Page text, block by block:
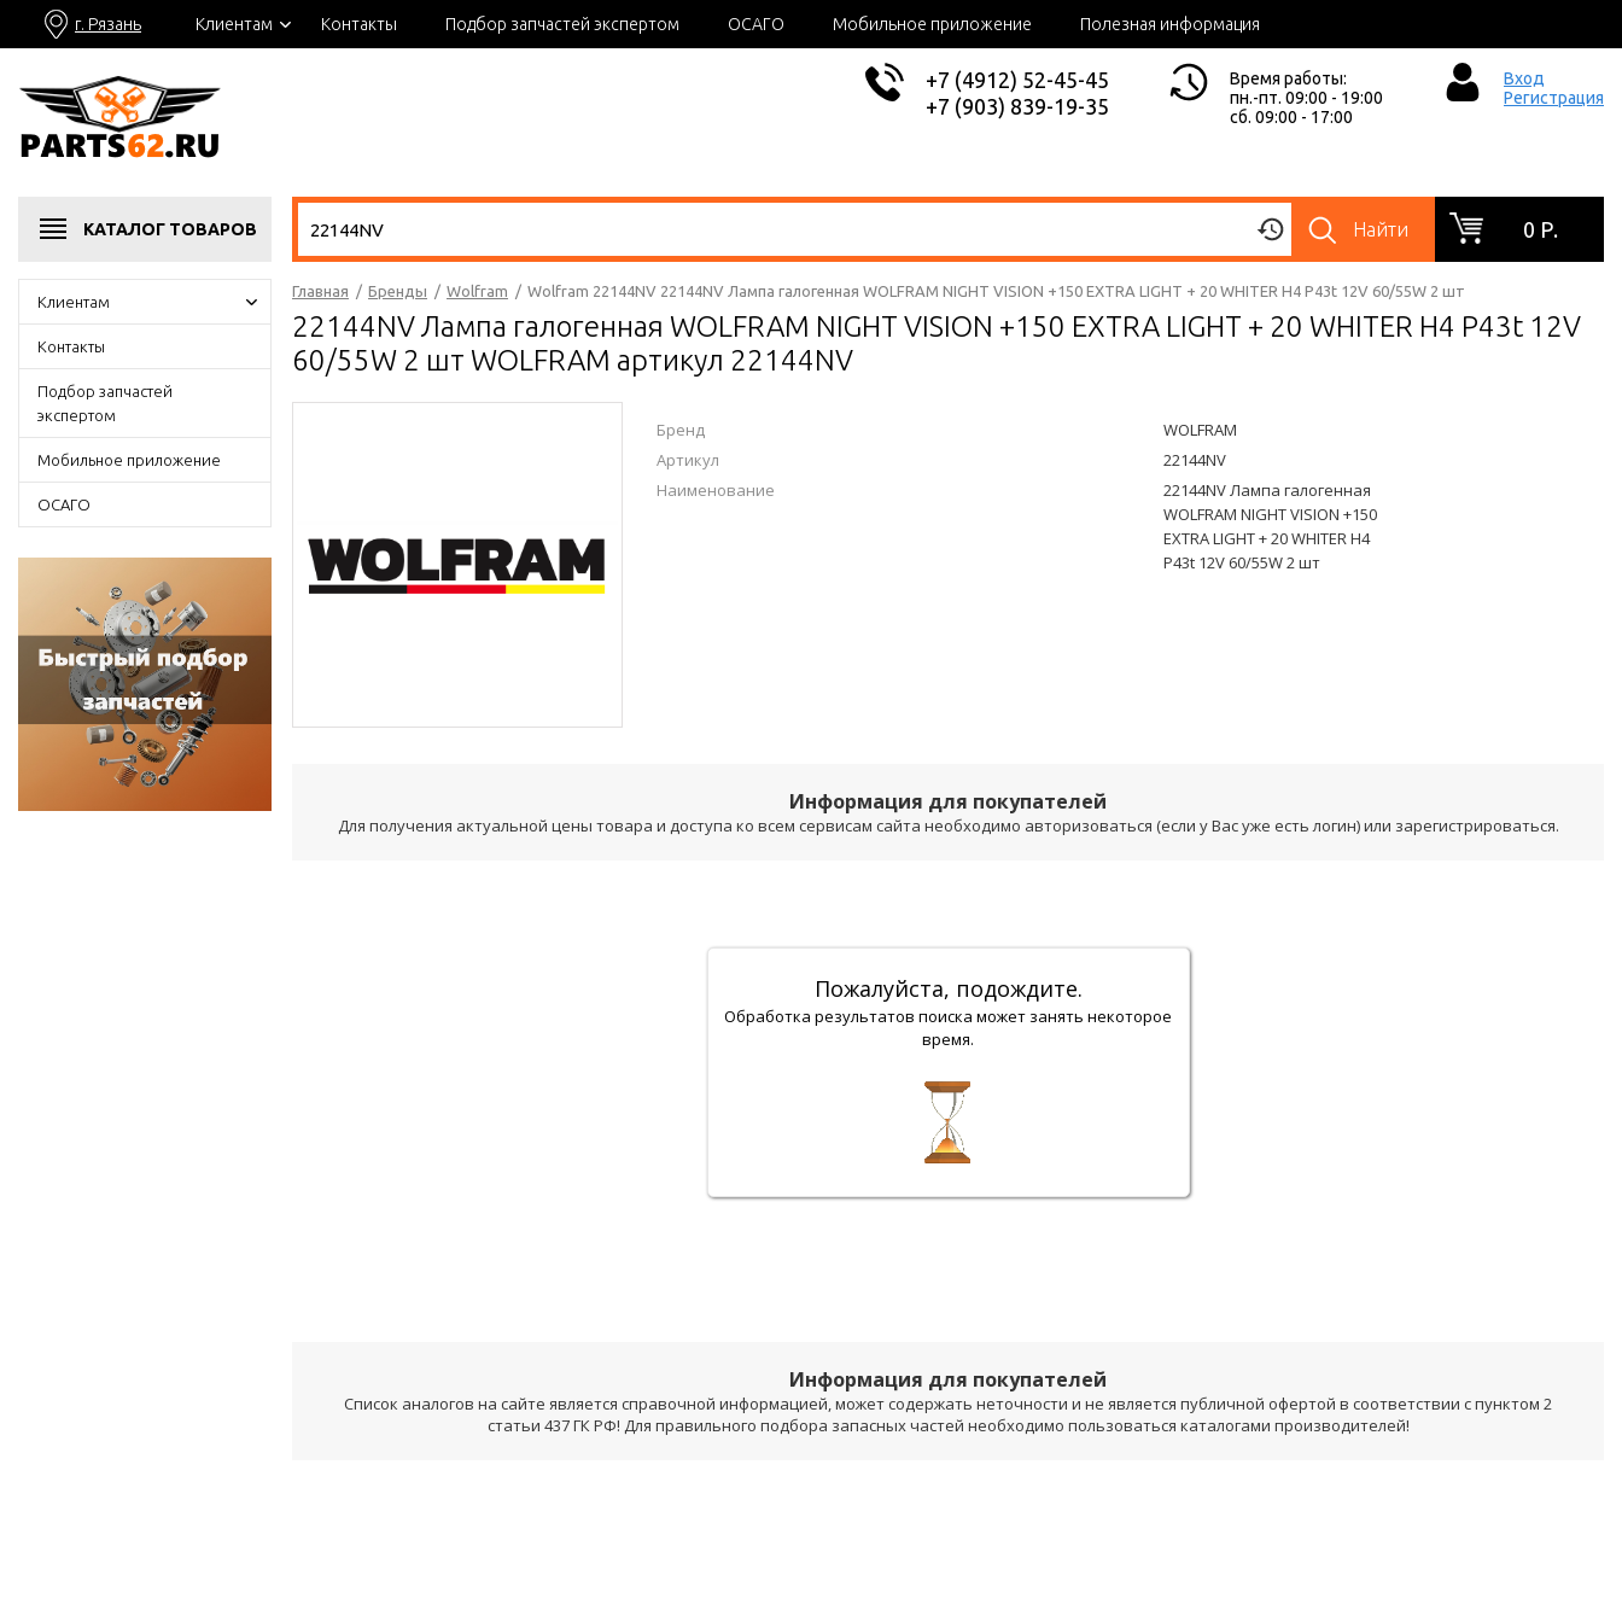
г. Рязань Клиентам Контакты Подбор запчастей экспертом ОСАГО Мобильное приложение Полезная информация
+7 (4912) 52-45-45
+7 (903) 839-19-35
Время работы:
пн.-пт. 09:00 - 19:00
сб. 09:00 - 17:00
Вход
Регистрация
КАТАЛОГ ТОВАРОВ Найти 0 Р.
Клиентам
Контакты
Подбор запчастей
экспертом
Мобильное приложение
ОСАГО
Главная / Бренды / Wolfram / Wolfram 22144NV 22144NV Лампа галогенная WOLFRAM NIGHT VISION +150 EXTRA LIGHT + 20 WHITER H4 P43t 12V 60/55W 2 шт
22144NV Лампа галогенная WOLFRAM NIGHT VISION +150 EXTRA LIGHT + 20 WHITER H4 P43t 12V
60/55W 2 шт WOLFRAM артикул 22144NV
Бренд
WOLFRAM
Артикул
22144NV
Наименование
22144NV Лампа галогенная
WOLFRAM NIGHT VISION +150
EXTRA LIGHT + 20 WHITER H4
P43t 12V 60/55W 2 шт
Информация для покупателей
Для получения актуальной цены товара и доступа ко всем сервисам сайта необходимо авторизоваться (если у Вас уже есть логин) или зарегистрироваться.
Пожалуйста, подождите.
Обработка результатов поиска может занять некоторое
время.
Информация для покупателей
Список аналогов на сайте является справочной информацией, может содержать неточности и не является публичной офертой в соответствии с пунктом 2
статьи 437 ГК РФ! Для правильного подбора запасных частей необходимо пользоваться каталогами производителей!